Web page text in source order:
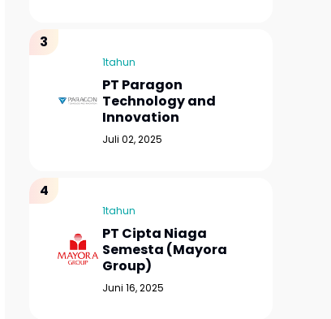
1tahun
PT Paragon
Technology and
Innovation
Juli 02, 2025
1tahun
PT Cipta Niaga
Semesta (Mayora
Group)
Juni 16, 2025